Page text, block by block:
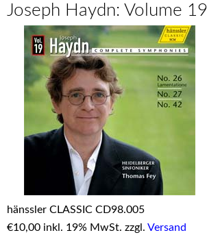
Joseph Haydn: Volume 19
hänssler CLASSIC CD98.005
€10,00 inkl. 19% MwSt. zzgl. Versand